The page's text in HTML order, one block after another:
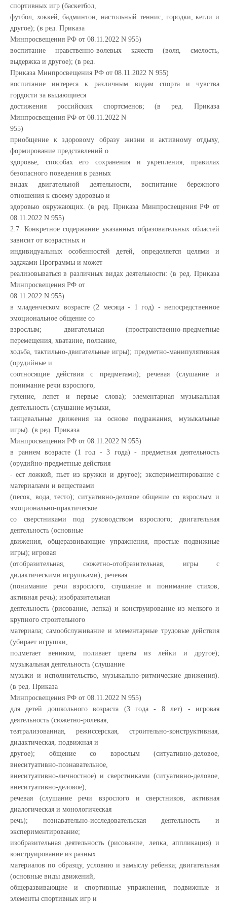
спортивных игр (баскетбол,
футбол, хоккей, бадминтон, настольный теннис, городки, кегли и
другое); (в ред. Приказа
Минпросвещения РФ от 08.11.2022 N 955)
воспитание нравственно-волевых качеств (воля, смелость,
выдержка и другое); (в ред.
Приказа Минпросвещения РФ от 08.11.2022 N 955)
воспитание интереса к различным видам спорта и чувства
гордости за выдающиеся
достижения российских спортсменов; (в ред. Приказа
Минпросвещения РФ от 08.11.2022 N
955)
приобщение к здоровому образу жизни и активному отдыху,
формирование представлений о
здоровье, способах его сохранения и укрепления, правилах
безопасного поведения в разных
видах двигательной деятельности, воспитание бережного
отношения к своему здоровью и
здоровью окружающих. (в ред. Приказа Минпросвещения РФ от
08.11.2022 N 955)
2.7. Конкретное содержание указанных образовательных областей
зависит от возрастных и
индивидуальных особенностей детей, определяется целями и
задачами Программы и может
реализовываться в различных видах деятельности: (в ред. Приказа
Минпросвещения РФ от
08.11.2022 N 955)
в младенческом возрасте (2 месяца - 1 год) - непосредственное
эмоциональное общение со
взрослым; двигательная (пространственно-предметные
перемещения, хватание, ползание,
ходьба, тактильно-двигательные игры); предметно-манипулятивная
(орудийные и
соотносящие действия с предметами); речевая (слушание и
понимание речи взрослого,
гуление, лепет и первые слова); элементарная музыкальная
деятельность (слушание музыки,
танцевальные движения на основе подражания, музыкальные
игры). (в ред. Приказа
Минпросвещения РФ от 08.11.2022 N 955)
в раннем возрасте (1 год - 3 года) - предметная деятельность
(орудийно-предметные действия
- ест ложкой, пьет из кружки и другое); экспериментирование с
материалами и веществами
(песок, вода, тесто); ситуативно-деловое общение со взрослым и
эмоционально-практическое
со сверстниками под руководством взрослого; двигательная
деятельность (основные
движения, общеразвивающие упражнения, простые подвижные
игры); игровая
(отобразительная, сюжетно-отобразительная, игры с
дидактическими игрушками); речевая
(понимание речи взрослого, слушание и понимание стихов,
активная речь); изобразительная
деятельность (рисование, лепка) и конструирование из мелкого и
крупного строительного
материала; самообслуживание и элементарные трудовые действия
(убирает игрушки,
подметает веником, поливает цветы из лейки и другое);
музыкальная деятельность (слушание
музыки и исполнительство, музыкально-ритмические движения).
(в ред. Приказа
Минпросвещения РФ от 08.11.2022 N 955)
для детей дошкольного возраста (3 года - 8 лет) - игровая
деятельность (сюжетно-ролевая,
театрализованная, режиссерская, строительно-конструктивная,
дидактическая, подвижная и
другое); общение со взрослым (ситуативно-деловое,
внеситуативно-познавательное,
внеситуативно-личностное) и сверстниками (ситуативно-деловое,
внеситуативно-деловое);
речевая (слушание речи взрослого и сверстников, активная
диалогическая и монологическая
речь); познавательно-исследовательская деятельность и
экспериментирование;
изобразительная деятельность (рисование, лепка, аппликация) и
конструирование из разных
материалов по образцу, условию и замыслу ребенка; двигательная
(основные виды движений,
общеразвивающие и спортивные упражнения, подвижные и
элементы спортивных игр и